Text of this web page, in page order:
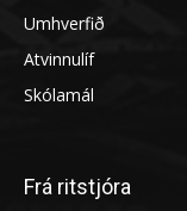
Umhverfið
Atvinnulíf
Skólamál
Frá ritstjóra